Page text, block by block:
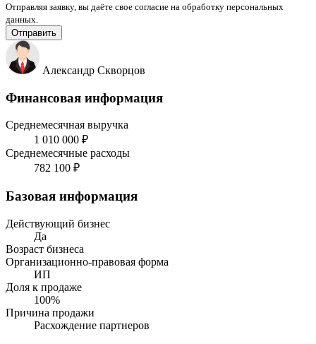
Отправляя заявку, вы даёте свое согласие на обработку персональных
данных.
Отправить
Александр Скворцов
Финансовая информация
Среднемесячная выручка
1 010 000 ₽
Среднемесячные расходы
782 100 ₽
Базовая информация
Действующий бизнес
Да
Возраст бизнеса
Организационно-правовая форма
ИП
Доля к продаже
100%
Причина продажи
Расхождение партнеров